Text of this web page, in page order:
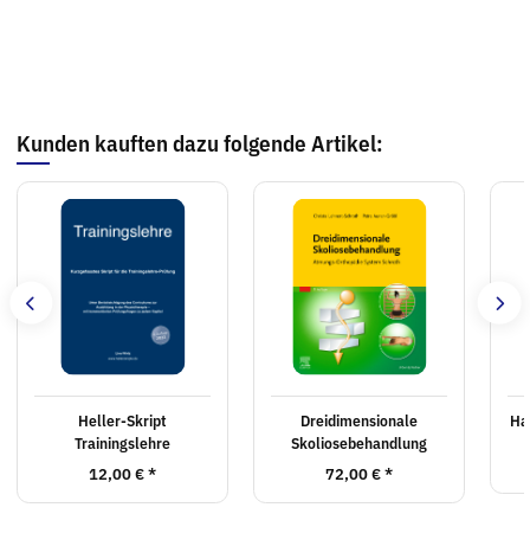
Kunden kauften dazu folgende Artikel:
Heller-Skript
Trainingslehre
12,00 €*
Dreidimensionale
Skoliosebehandlung
72,00 €*